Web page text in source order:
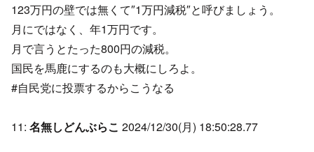
123万円の壁では無くて″1万円減税″と呼びましょう。
月にではなく、年1万円です。
月で言うとたった800円の減税。
国民を馬鹿にするのも大概にしろよ。
#自民党に投票するからこうなる
11: 名無しどんぶらこ 2024/12/30(月) 18:50:28.77